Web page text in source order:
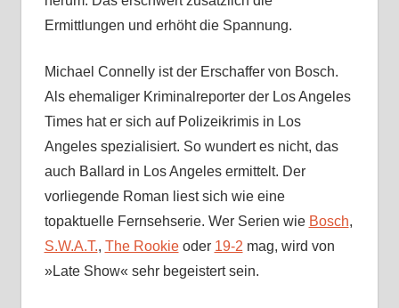
Ermittlungen und erhöht die Spannung.
Michael Connelly ist der Erschaffer von Bosch.
Als ehemaliger Kriminalreporter der Los Angeles
Times hat er sich auf Polizeikrimis in Los
Angeles spezialisiert. So wundert es nicht, das
auch Ballard in Los Angeles ermittelt. Der
vorliegende Roman liest sich wie eine
topaktuelle Fernsehserie. Wer Serien wie Bosch,
S.W.A.T., The Rookieoder 19-2 mag, wird von
»Late Show« sehr begeistert sein.